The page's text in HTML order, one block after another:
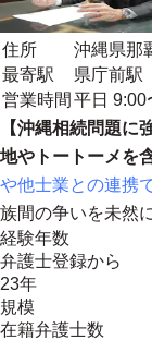
住所
沖縄県那
最寄駅
県庁前駅
営業時間 平日 9:00
【沖縄相続問題に
地やトートーメを
や他士業との連携
族間の争いを未然
経験年数
弁護士登録から
23年
規模
在籍弁護士数